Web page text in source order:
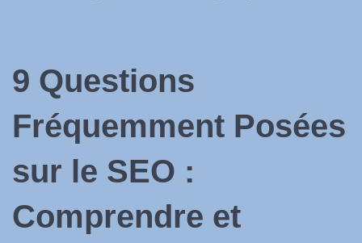
9 Questions
Fréquemment Posées
sur le SEO :
Comprendre et